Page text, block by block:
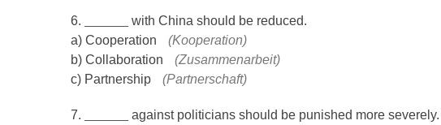
6.
with China should be reduced.
a) Cooperation
(Kooperation)
b) Collaboration
(Zusammenarbeit)
c) Partnership
(Partnerschaft)
7.
against politicians should be punished more severely.